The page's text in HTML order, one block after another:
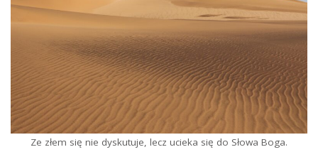
Ze złem się nie dyskutuje, lecz ucieka się do Słowa Boga.